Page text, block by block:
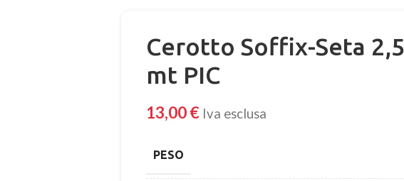
Cerotto Soffix-Seta
mt PIC
13,00€ Iva esclusa
PESO